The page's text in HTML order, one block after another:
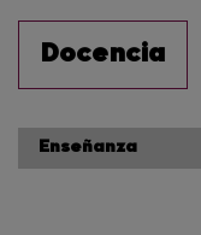
Docencia
Enseñanza